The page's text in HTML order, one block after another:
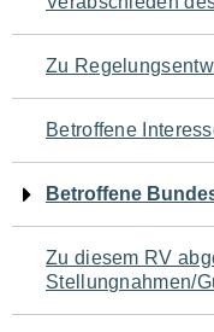
für
den
Seiteninhalt
Zu
Betroffene
Betroffene
Zu diesem RV
Stellungnahmen/